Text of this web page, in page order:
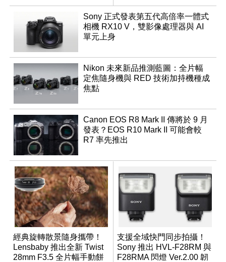
機？
能登場
Sony 正式發表第五代高倍率一體式
相機 RX10 V，雙影像處理器與 AI
單元上身
Nikon 未來新品推測藍圖：全片幅
定焦隨身機與 RED 技術加持機種成
焦點
Canon EOS R8 Mark II 傳將於 9 月
發表？EOS R10 Mark II 可能會較
R7 率先推出
經典旋轉散景隨身攜帶！
Lensbaby 推出全新 Twist
28mm F3.5 全片幅手動餅
支援全域快門同步拍攝！
Sony 推出 HVL-F28RM 與
F28RMA 閃燈 Ver.2.00 韌